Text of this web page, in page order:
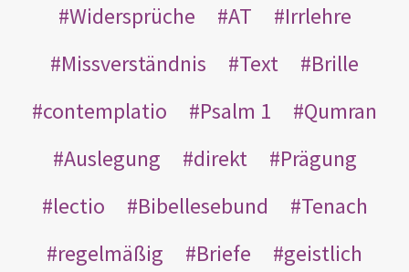
Widersprüche
AT
Irrlehre
Missverständnis
Text
Brille
contemplatio
Psalm 1
Qumran
Auslegung
direkt
Prägung
lectio
Bibellesebund
Tenach
regelmäßig
Briefe
geistlich